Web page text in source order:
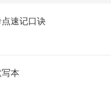
速记口诀
本